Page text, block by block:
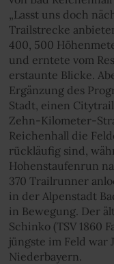
„Lasst uns doch
Trailstrecke
400, 500
und erntete vom
erstaunte Blicke.
Ergänzung des
Stadt, einen
Zehn-Kilometer-
Reichenhall die
rückläufig sind,
Hohenstaufenrun
370 Trailrunner
in der Alpenstadt
in Bewegung. Der
Schinko (TSV 1860
jüngste im Feld war
Niederbayern.